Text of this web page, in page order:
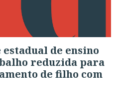
de ensino
reduzida para
de filho com